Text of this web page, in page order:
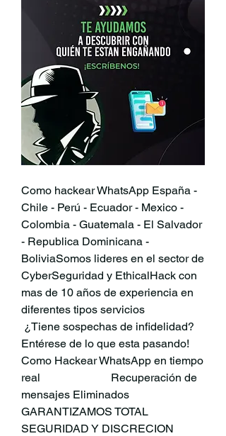
Como hackear WhatsApp España -
Chile - Perú - Ecuador - Mexico -
Colombia - Guatemala - El Salvador
- Republica Dominicana -
BoliviaSomos lideres en el sector de
CyberSeguridad y EthicalHack con
mas de 10 años de experiencia en
diferentes tipos servicios
¿Tiene sospechas de infidelidad?
Entérese de lo que esta pasando!
Como Hackear WhatsApp en tiempo
real                         Recuperación de
mensajes Eliminados
GARANTIZAMOS TOTAL
SEGURIDAD Y DISCRECION